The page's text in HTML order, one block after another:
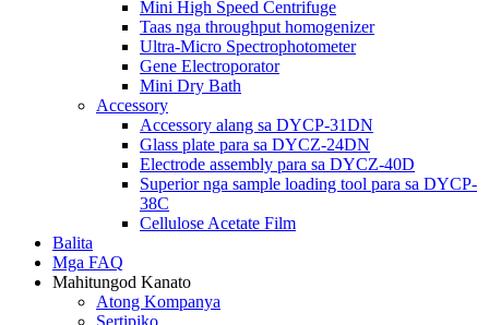
Mini High Speed ​​Centrifuge
Taas nga throughput homogenizer
Ultra-Micro Spectrophotometer
Gene Electroporator
Mini Dry Bath
Accessory
Accessory alang sa DYCP-31DN
Glass plate para sa DYCZ-24DN
Electrode assembly para sa DYCZ-40D
Superior nga sample loading tool para sa DYCP-
38C
Cellulose Acetate Film
Balita
Mga FAQ
Mahitungod Kanato
Atong Kompanya
Sertipiko